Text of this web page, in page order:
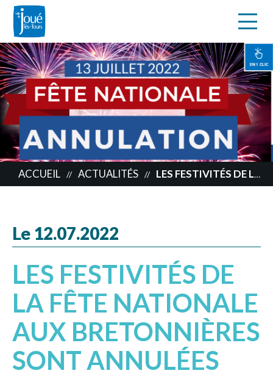
Aller
au
contenu
principal
EN 1 CLIC
ACCUEIL // ACTUALITÉS // LES FESTIVITÉS DE LA FÊTE NATIONALE AUX BRETONNIÈRES SONT ANNULÉES
Le 12.07.2022
LES FESTIVITÉS DE
LA FÊTE NATIONALE
AUX BRETONNIÈRES
SONT ANNULÉES